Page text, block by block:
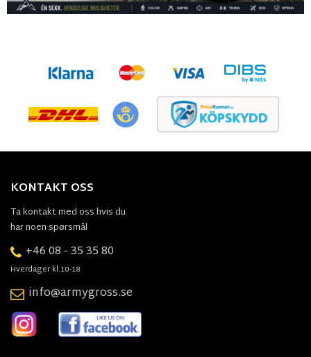
KONTAKT OSS
Ta kontakt med oss hvis du
har noen spørsmål
+46 08 - 35 35 80
Hverdager kl.10-18
info@armygross.se